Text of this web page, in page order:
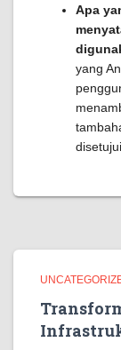
Apa
yang